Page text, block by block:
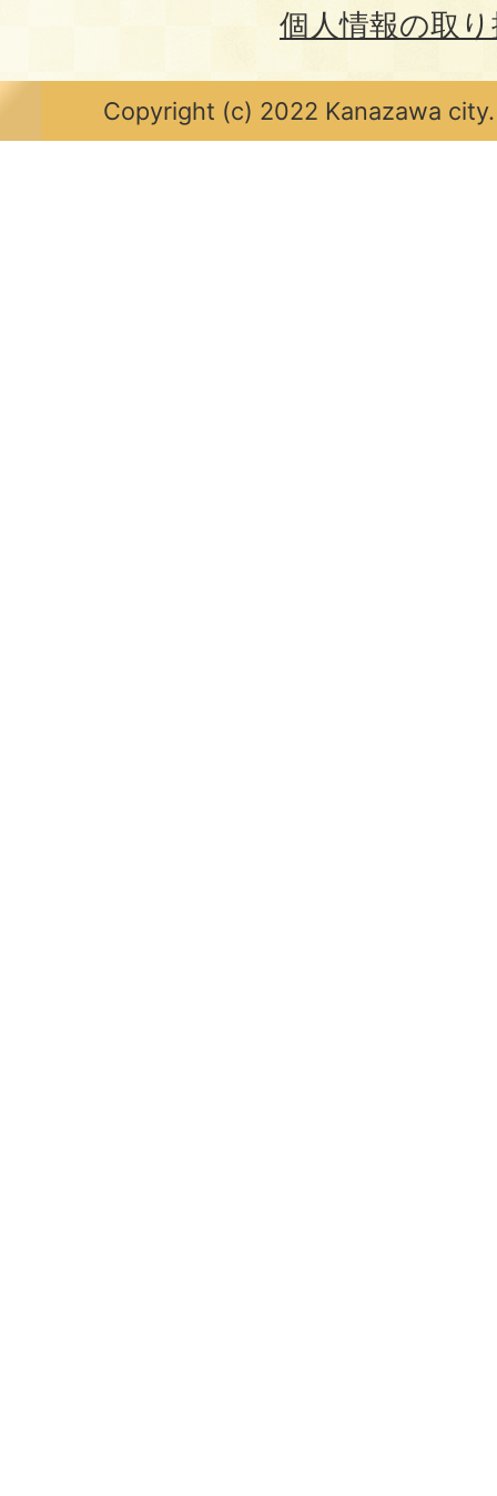
個人情報の取
Copyright (c) 2022 Kanazawa